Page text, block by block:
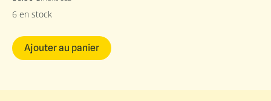
6 en stock
Ajouter au panier